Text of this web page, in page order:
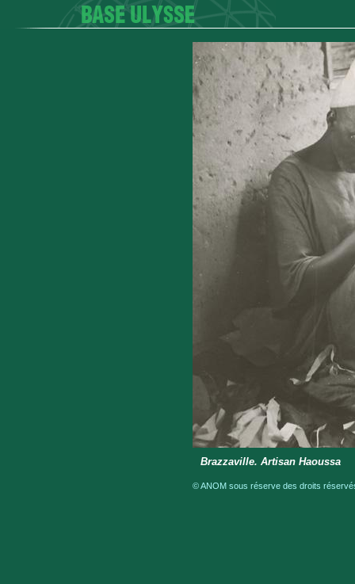
Brazzaville. Artisan Haoussa
© ANOM sous réserve des droits